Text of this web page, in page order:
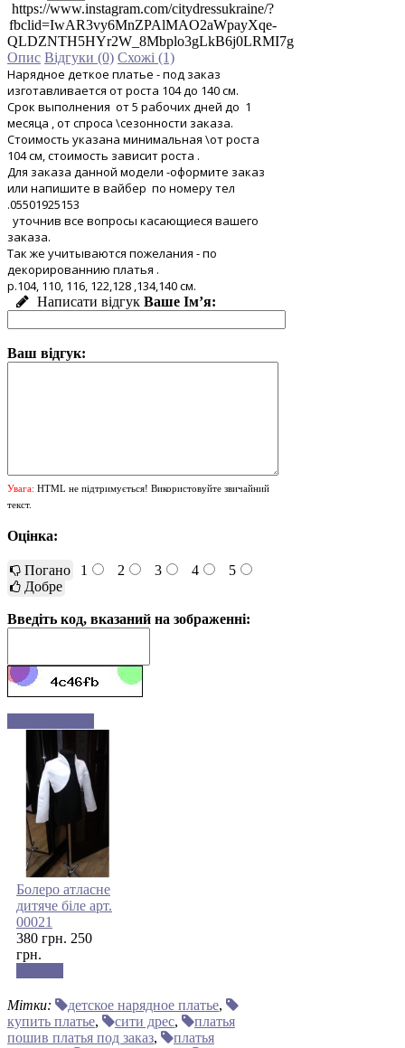
https://www.instagram.com/citydressukraine/?
fbclid=IwAR3vy6MnZPAlMAO2aWpayXqe-
QLDZNTH5HYr2W_8Mbplo3gLkB6j0LRMI7g
Опис Відгуки (0) Схожі (1)
Нарядное деткое платье - под заказ
изготавливается от роста 104 до 140 см.
Срок выполнения от 5 рабочих дней до 1
месяца , от спроса \сезонности заказа.
Стоимость указана минимальная \от роста
104 см, стоимость зависит роста .
Для заказа данной модели -оформите заказ
или напишите в вайбер по номеру тел
.05501925153
уточнив все вопросы касающиеся вашего
заказа.
Так же учитываются пожелания - по
декорированнию платья .
р.104, 110, 116, 122,128 ,134,140 см.
Написати відгук Ваше Ім’я:
Ваш відгук:
Увага: HTML не підтримується! Використовуйте звичайний
текст.
Оцінка:
Погано 1 2 3 4
5
Добре
Введіть код, вказаний на зображенні:
Болеро атласне
дитяче біле арт.
00021
380 грн. 250
грн.
Мітки: детское нарядное платье,
купить платье, сити дрес,
платья
пошив платья под заказ,
платья